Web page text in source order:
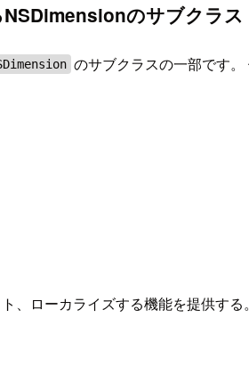
のサブクラス
のサブクラスの一部です
、ローカライズする機能を提供する。